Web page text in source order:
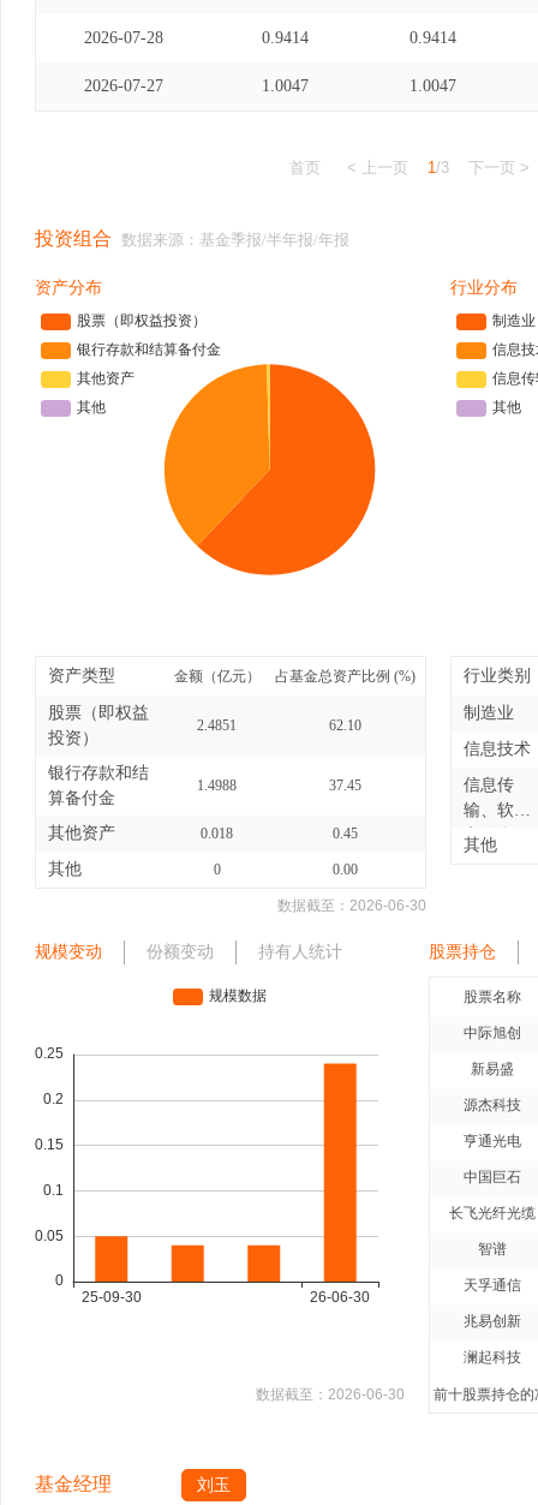
2026-07-28 0.9414 0.9414
2026-07-27 1.0047 1.0047
首页 < 上一页 1/3 下一页 >
投资组合 数据来源：基金季报/半年报/年报
资产分布
资产类型 金额（亿元） 占基金总资产比例 (%)
股票（即权益
投资）
2.4851 62.10
银行存款和结
算备付金
1.4988 37.45
其他资产 0.018 0.45
其他 0 0.00
数据截至： 2026-06-30
行业分布
行业类别
制造业
信息技术
信息传
输、软件
和信息
其他
规模变动 份额变动 持有人统计
数据截至： 2026-06-30
股票持仓
股票名称
中际旭创
新易盛
源杰科技
亨通光电
中国巨石
长飞光纤光缆
智谱
天孚通信
兆易创新
澜起科技
前十股票持仓的
基金经理 刘玉